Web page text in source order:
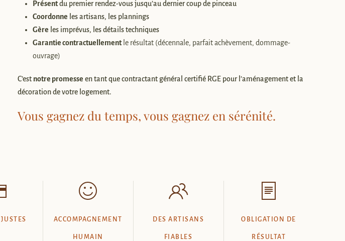
Présentdu premier rendez-vous jusqu’au dernier coup de pinceau
Coordonne les artisans, les plannings
Gère les imprévus, les détails techniques
Garantie contractuellementle résultat (décennale, parfait achèvement, dommage-
ouvrage)
C’est notre promesse en tant que contractant général certifié RGE pour l’aménagement et la
décoration de votre logement.
Vous gagnez du temps, vous gagnez en sérénité.
ACCOMPAGNEMENT
HUMAIN
DES ARTISANS
FIABLES
OBLIGATION DE
RÉSULTAT